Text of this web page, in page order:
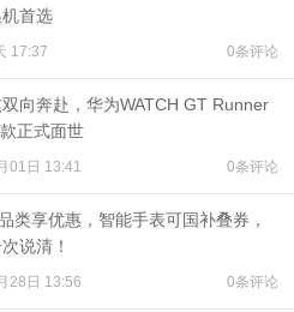
首选
17:37 0条评论
向奔赴，华为WATCH GT Runner
正式面世
01日 13:41 0条评论
类享优惠，智能手表可国补叠券，
说清！
28日 13:56 0条评论